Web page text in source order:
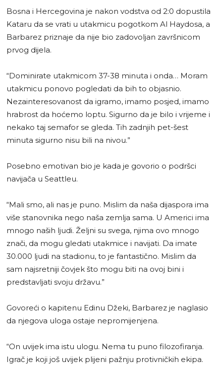
Bosna i Hercegovina je nakon vodstva od 2:0 dopustila
Kataru da se vrati u utakmicu pogotkom Al Haydosa, a
Barbarez priznaje da nije bio zadovoljan završnicom
prvog dijela.
“Dominirate utakmicom 37-38 minuta i onda… Moram
utakmicu ponovo pogledati da bih to objasnio.
Nezainteresovanost da igramo, imamo posjed, imamo
hrabrost da hoćemo loptu. Sigurno da je bilo i vrijeme i
nekako taj semafor se gleda. Tih zadnjih pet-šest
minuta sigurno nisu bili na nivou.”
Posebno emotivan bio je kada je govorio o podršci
navijača u Seattleu.
“Mali smo, ali nas je puno. Mislim da naša dijaspora ima
više stanovnika nego naša zemlja sama. U Americi ima
mnogo naših ljudi. Željni su svega, njima ovo mnogo
znači, da mogu gledati utakmice i navijati. Da imate
30.000 ljudi na stadionu, to je fantastično. Mislim da
sam najsretniji čovjek što mogu biti na ovoj bini i
predstavljati svoju državu.”
Govoreći o kapitenu Edinu Džeki, Barbarez je naglasio
da njegova uloga ostaje nepromijenjena.
“On uvijek ima istu ulogu. Nema tu puno filozofiranja.
Igrač je koji još uvijek plijeni pažnju protivničkih ekipa.